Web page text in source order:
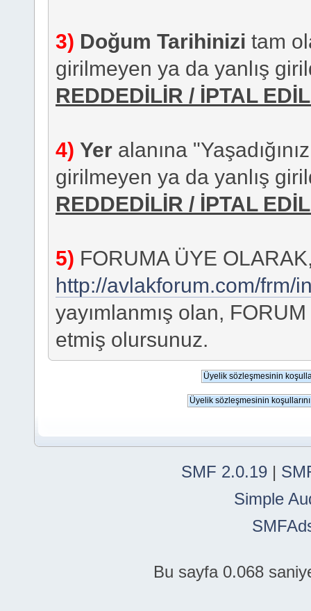
3) Doğum Tarihinizi tam
girilmeyen ya da yanlış
REDDEDİLİR / İPTAL
4) Yer alanına
girilmeyen ya da yanlış
REDDEDİLİR / İPTAL
5) FORUMA ÜYE
http://avlakforum.com/frm/
yayımlanmış olan,
etmiş olursunuz.
SMF 2.0.19 |
Simple
Bu sayfa 0.068